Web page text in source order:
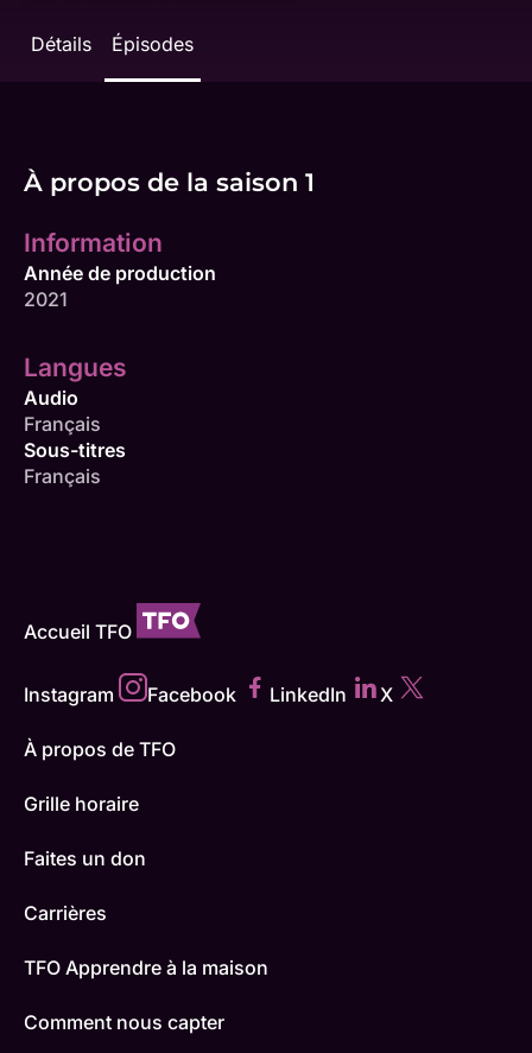
Détails Épisodes
À propos de la saison 1
Information
Année de production
2021
Langues
Audio
Français
Sous-titres
Français
Accueil TFO
Instagram Facebook LinkedIn X
À propos de TFO
Grille horaire
Faites un don
Carrières
TFO Apprendre à la maison
Comment nous capter